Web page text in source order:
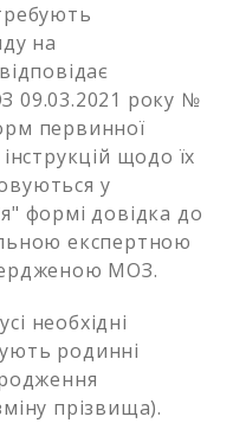
на
09.03.2021 року №
первинної
щодо їх
у
формі довідка до
експертною
МОЗ.
необхідні
родинні
прізвища).